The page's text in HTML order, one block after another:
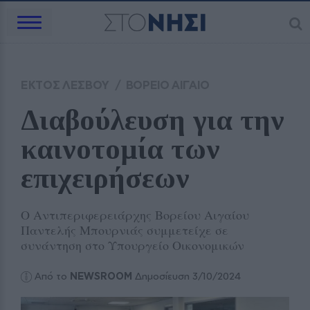
Διαβούλευση για την
καινοτομία των
επιχειρήσεων
Ο Αντιπεριφερειάρχης Βορείου Αιγαίου
Παντελής Μπουρνιάς συμμετείχε σε
συνάντηση στο Υπουργείο Οικονομικών
Από το NEWSROOM Δημοσίευση 3/10/2024